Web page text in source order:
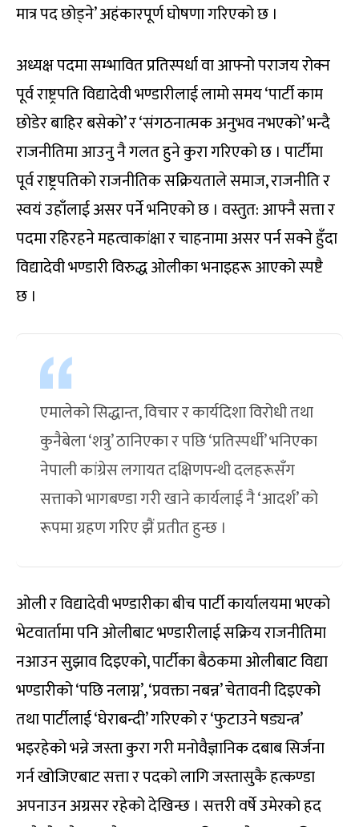
मात्र पद छोड्ने’ अहंकारपूर्ण घोषणा गरिएको छ ।
अध्यक्ष पदमा सम्भावित प्रतिस्पर्धा वा आफ्नो पराजय रोक्न
पूर्व राष्ट्रपति विद्यादेवी भण्डारीलाई लामो समय ‘पार्टी काम
छोडेर बाहिर बसेको’ र ‘संगठनात्मक अनुभव नभएको’ भन्दै
राजनीतिमा आउनु नै गलत हुने कुरा गरिएको छ । पार्टीमा
पूर्व राष्ट्रपतिको राजनीतिक सक्रियताले समाज, राजनीति र
स्वयं उहाँलाई असर पर्ने भनिएको छ । वस्तुत: आफ्नै सत्ता र
पदमा रहिरहने महत्वाकांक्षा र चाहनामा असर पर्न सक्ने हुँदा
विद्यादेवी भण्डारी विरुद्ध ओलीका भनाइहरू आएको स्पष्टै
छ ।
एमालेको सिद्धान्त, विचार र कार्यदिशा विरोधी तथा
कुनैबेला ‘शत्रु’ ठानिएका र पछि ‘प्रतिस्पर्धी’ भनिएका
नेपाली कांग्रेस लगायत दक्षिणपन्थी दलहरूसँग
सत्ताको भागबण्डा गरी खाने कार्यलाई नै ‘आदर्श’ को
रूपमा ग्रहण गरिए झैं प्रतीत हुन्छ ।
ओली र विद्यादेवी भण्डारीका बीच पार्टी कार्यालयमा भएको
भेटवार्तामा पनि ओलीबाट भण्डारीलाई सक्रिय राजनीतिमा
नआउन सुझाव दिइएको, पार्टीका बैठकमा ओलीबाट विद्या
भण्डारीको ‘पछि नलाग्न’, ‘प्रवक्ता नबन्न’ चेतावनी दिइएको
तथा पार्टीलाई ‘घेराबन्दी’ गरिएको र ‘फुटाउने षड्यन्त्र’
भइरहेको भन्ने जस्ता कुरा गरी मनोवैज्ञानिक दबाब सिर्जना
गर्न खोजिएबाट सत्ता र पदको लागि जस्तासुकै हत्कण्डा
अपनाउन अग्रसर रहेको देखिन्छ । सत्तरी वर्षे उमेरको हद